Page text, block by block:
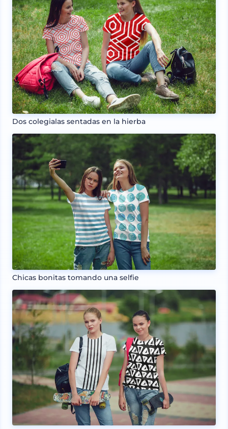
Dos colegialas sentadas en la hierba
Chicas bonitas tomando una selfie